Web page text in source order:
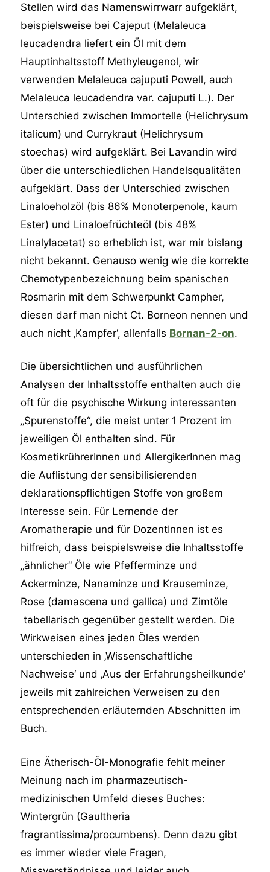
Stellen wird das Namenswirrwarr aufgeklärt,
beispielsweise bei Cajeput (Melaleuca
leucadendra liefert ein Öl mit dem
Hauptinhaltsstoff Methyleugenol, wir
verwenden Melaleuca cajuputi Powell, auch
Melaleuca leucadendra var. cajuputi L.). Der
Unterschied zwischen Immortelle (Helichrysum
italicum) und Currykraut (Helichrysum
stoechas) wird aufgeklärt. Bei Lavandin wird
über die unterschiedlichen Handelsqualitäten
aufgeklärt. Dass der Unterschied zwischen
Linaloeholzöl (bis 86% Monoterpenole, kaum
Ester) und Linaloefrüchteöl (bis 48%
Linalylacetat) so erheblich ist, war mir bislang
nicht bekannt. Genauso wenig wie die korrekte
Chemotypenbezeichnung beim spanischen
Rosmarin mit dem Schwerpunkt Campher,
diesen darf man nicht Ct. Borneon nennen und
auch nicht ‚Kampfer‘, allenfalls Bornan-2-on.
Die übersichtlichen und ausführlichen
Analysen der Inhaltsstoffe enthalten auch die
oft für die psychische Wirkung interessanten
„Spurenstoffe“, die meist unter 1 Prozent im
jeweiligen Öl enthalten sind. Für
KosmetikrührerInnen und AllergikerInnen mag
die Auflistung der sensibilisierenden
deklarationspflichtigen Stoffe von großem
Interesse sein. Für Lernende der
Aromatherapie und für DozentInnen ist es
hilfreich, dass beispielsweise die Inhaltsstoffe
„ähnlicher“ Öle wie Pfefferminze und
Ackerminze, Nanaminze und Krauseminze,
Rose (damascena und gallica) und Zimtöle
tabellarisch gegenüber gestellt werden. Die
Wirkweisen eines jeden Öles werden
unterschieden in ‚Wissenschaftliche
Nachweise‘ und ‚Aus der Erfahrungsheilkunde‘
jeweils mit zahlreichen Verweisen zu den
entsprechenden erläuternden Abschnitten im
Buch.
Eine Ätherisch-Öl-Monografie fehlt meiner
Meinung nach im pharmazeutisch-
medizinischen Umfeld dieses Buches:
Wintergrün (Gaultheria
fragrantissima/procumbens). Denn dazu gibt
es immer wieder viele Fragen,